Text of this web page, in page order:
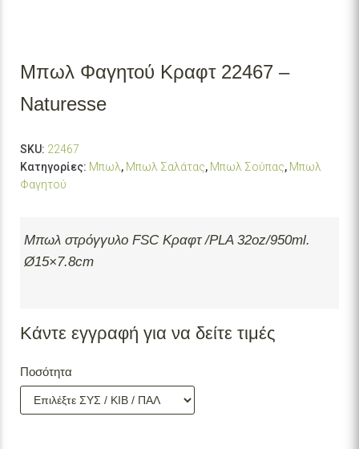
Μπωλ Φαγητού Κραφτ 22467 –
Naturesse
SKU: 22467
Κατηγορίες: Μπωλ, Μπωλ Σαλάτας, Μπωλ Σούπας, Μπωλ
Φαγητού
Μπωλ στρόγγυλο FSC Κραφτ /PLA 32oz/950ml.
Ø15×7.8cm
Κάντε εγγραφή για να δείτε τιμές
Ποσότητα